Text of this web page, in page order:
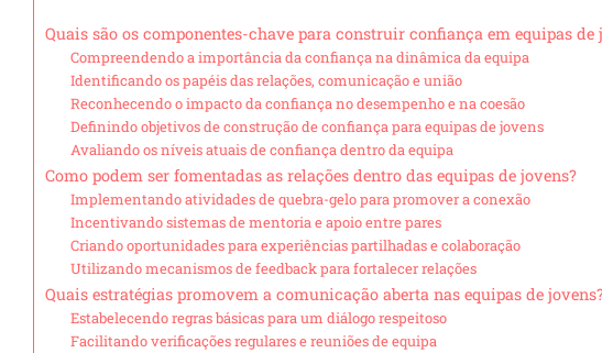
Quais são os componentes-chave para construir confiança em equipas de
Compreendendo a importância da confiança na dinâmica da equipa
Identificando os papéis das relações, comunicação e união
Reconhecendo o impacto da confiança no desempenho e na coesão
Definindo objetivos de construção de confiança para equipas de jovens
Avaliando os níveis atuais de confiança dentro da equipa
Como podem ser fomentadas as relações dentro das equipas de jovens?
Implementando atividades de quebra-gelo para promover a conexão
Incentivando sistemas de mentoria e apoio entre pares
Criando oportunidades para experiências partilhadas e colaboração
Utilizando mecanismos de feedback para fortalecer relações
Quais estratégias promovem a comunicação aberta nas equipas de
Estabelecendo regras básicas para um diálogo respeitoso
Facilitando verificações regulares e reuniões de equipa